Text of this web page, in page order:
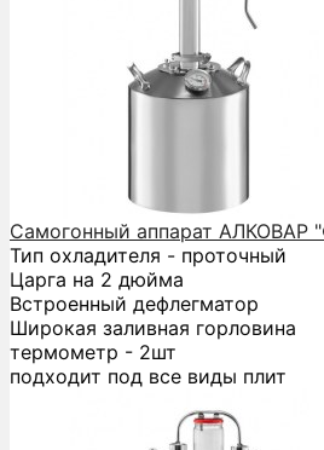
Самогонный аппарат АЛКОВАР
Тип охладителя - проточный
Царга на 2 дюйма
Встроенный дефлегматор
Широкая заливная горловина
термометр - 2шт
подходит под все виды плит